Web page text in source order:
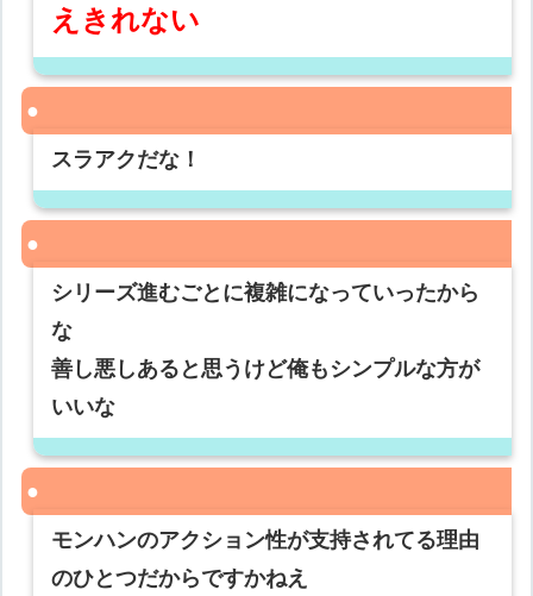
えきれない
スラアクだな！
シリーズ進むごとに複雑になっていったから
な
善し悪しあると思うけど俺もシンプルな方が
いいな
モンハンのアクション性が支持されてる理由
のひとつだからですかねえ